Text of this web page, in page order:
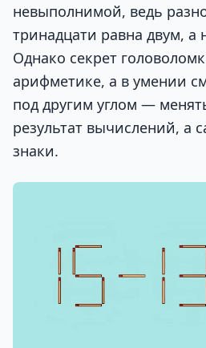
невыполнимой, ведь
тринадцати равна двум, а
Однако секрет
арифметике, а в умении
под другим углом —
результат вычислений, а
знаки.